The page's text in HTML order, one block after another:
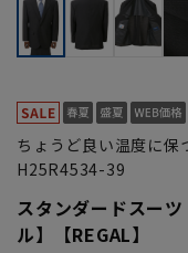
ちょうど良い温度に保
H25R4534-39
スタンダードスー
ル】【REGAL】